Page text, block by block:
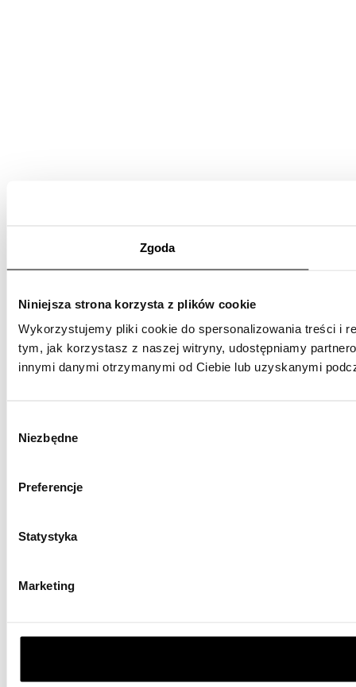
Zgoda
Niniejsza strona korzysta z plików cookie
Wykorzystujemy pliki cookie do spersonalizowania treści i
tym, jak korzystasz z naszej witryny, udostępniamy
innymi danymi otrzymanymi od Ciebie lub uzyskanymi
zgody
Niezbędne
Preferencje
Statystyka
Marketing